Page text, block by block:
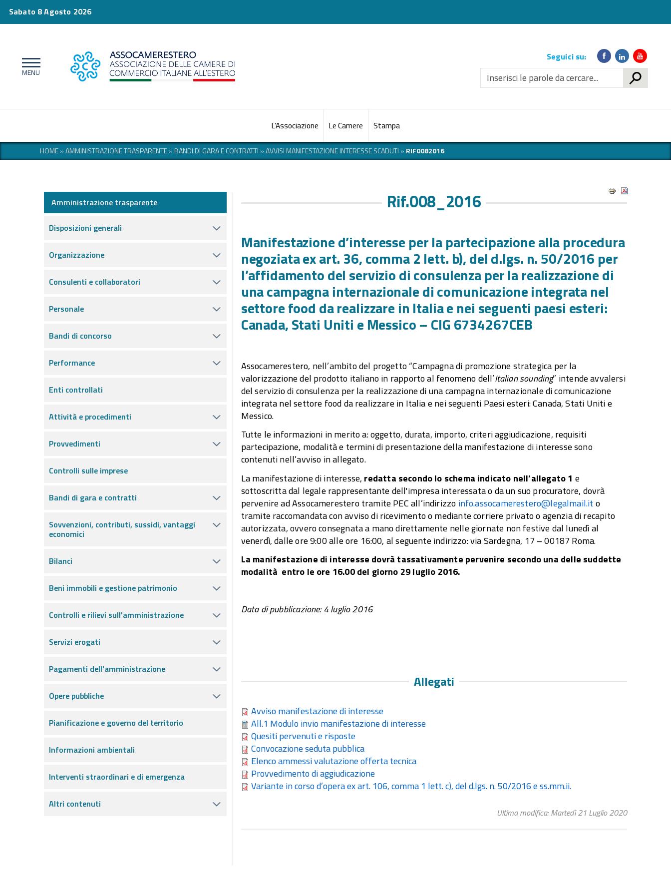
Sabato 8 Agosto 2026
Link
social
Seguici su:
L’Associazione Le Camere Stampa
HOME»AMMINISTRAZIONE TRASPARENTE»BANDI DI GARA E CONTRATTI »AVVISI MANIFESTAZIONE INTERESSE SCADUTI » RIF0082016
Amministrazione trasparente
Disposizioni generali
Organizzazione
Consulenti e collaboratori
Personale
Bandi di concorso
Performance
Enti controllati
Attività e procedimenti
Provvedimenti
Controlli sulle imprese
Bandi di gara e contratti
Sovvenzioni, contributi, sussidi, vantaggi
economici
Bilanci
Beni immobili e gestione patrimonio
Controlli e rilievi sull'amministrazione
Servizi erogati
Pagamenti dell'amministrazione
Opere pubbliche
Pianificazione e governo del territorio
Informazioni ambientali
Interventi straordinari e di emergenza
Altri contenuti
Rif.008_2016
Manifestazione d’interesse per la partecipazione alla procedura
negoziata ex art. 36, comma 2 lett. b), del d.lgs. n. 50/2016 per
l’affidamento del servizio di consulenza per la realizzazione di
una campagna internazionale di comunicazione integrata nel
settore food da realizzare in Italia e nei seguenti paesi esteri:
Canada, Stati Uniti e Messico – CIG 6734267CEB
Assocamerestero, nell’ambito del progetto “Campagna di promozione strategica per la
valorizzazione del prodotto italiano in rapporto al fenomeno dell’Italian sounding” intende avvalersi
del servizio di consulenza per la realizzazione di una campagna internazionale di comunicazione
integrata nel settore food da realizzare in Italia e nei seguenti Paesi esteri: Canada, Stati Uniti e
Messico.
Tutte le informazioni in merito a: oggetto, durata, importo, criteri aggiudicazione, requisiti
partecipazione, modalità e termini di presentazione della manifestazione di interesse sono
contenuti nell’avviso in allegato.
La manifestazione di interesse, redatta secondo lo schema indicato nell’allegato 1 e
sottoscritta dal legale rappresentante dell'impresa interessata o da un suo procuratore, dovrà
pervenire ad Assocamerestero tramite PEC all’indirizzo info.assocamerestero@legalmail.ito
tramite raccomandata con avviso di ricevimento o mediante corriere privato o agenzia di recapito
autorizzata, ovvero consegnata a mano direttamente nelle giornate non festive dal lunedì al
venerdì, dalle ore 9:00 alle ore 16:00, al seguente indirizzo: via Sardegna, 17 – 00187 Roma.
La manifestazione di interesse dovrà tassativamente pervenire secondo una delle suddette
modalità entro le ore 16.00 del giorno 29 luglio 2016.
Data di pubblicazione: 4 luglio 2016
Allegati
Avviso manifestazione di interesse
All.1 Modulo invio manifestazione di interesse
Quesiti pervenuti e risposte
Convocazione seduta pubblica
Elenco ammessi valutazione offerta tecnica
Provvedimento di aggiudicazione
Variante in corso d’opera ex art. 106, comma 1 lett. c), del d.lgs. n. 50/2016 e ss.mm.ii.
Ultima modifica: Martedì 21 Luglio 2020